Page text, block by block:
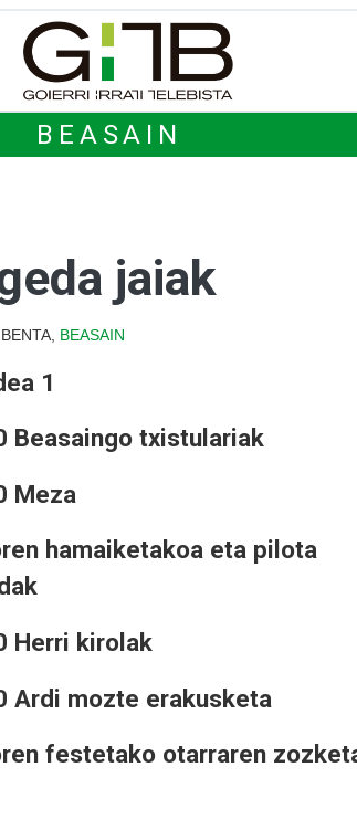
BEASAIN
jaiak
BEASAIN
1
Beasaingo txistulariak
Meza
hamaiketakoa eta pilota
Herri kirolak
Ardi mozte erakusketa
festetako otarraren